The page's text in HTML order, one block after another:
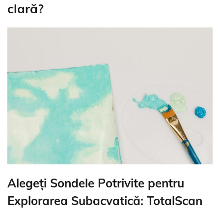
clară?
Alegeți Sondele Potrivite pentru
Explorarea Subacvatică: TotalScan